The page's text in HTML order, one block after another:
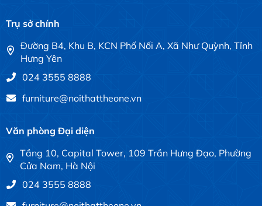
Trụ sở chính
Đường B4, Khu B, KCN Phố Nối A, Xã Như Quỳnh, Tỉnh
Hưng Yên
024 3555 8888
furniture@noithattheone.vn
Văn phòng Đại diện
Tầng 10, Capital Tower, 109 Trần Hưng Đạo, Phường
Cửa Nam, Hà Nội
024 3555 8888